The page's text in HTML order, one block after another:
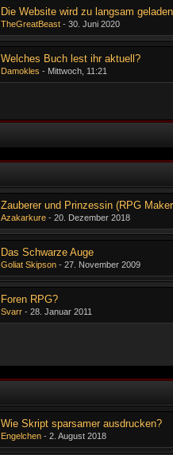
Die Website wird zu langsam geladen
TheGreatBeast -30. Juni 2020
Welches Buch lest ihr aktuell?
Damokles - Mittwoch, 11:21
Azakarkure -20. Dezember 2018
Das Schwarze Auge
Goliat Skipson -27. November 2009
Foren RPG?
Svarr -28. Januar 2011
Wie Skript sparsamer ausdrucken?
Engelchen -2. August 2018